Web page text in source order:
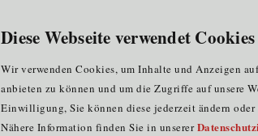
Diese Webseite verwendet Cookies
Wir verwenden Cookies, um Inhalte und Anzeigen
anbieten zu können und um die Zugriffe auf unsere
Einwilligung, Sie können diese jederzeit ändern
Nähere Information finden Sie in unserer